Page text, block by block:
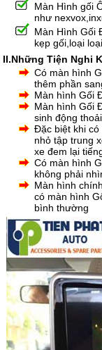
Màn Hình gối
như
Màn Hình Gối
kẹp gối,loại
II.Những Tiện Nghi
Có màn hình
thêm phần
Màn hình Gối
Màn hình Gối
sinh động
Đặc biệt khi
nhỏ tập trung
xe đem lại
Có màn hình
không phải
Màn hình
có màn hình
bìnhthường